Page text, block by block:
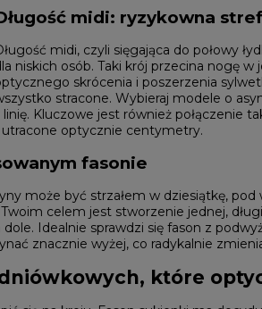
CZERWONE
CZARNE
BEŻOWE
BIAŁE
NIEBIESKIE
ZIELONE
BRĄZOWE
SZARE
ŻÓŁTE
KREMOWE
midi: ryzykowna
midi, czyli sięgająca do połowy
niskich osób. Taki krój przecina nogę
skrócenia i poszerzenia
stracone. Wybieraj modele o
Kluczowe jest również połączenie
optycznie centymetry.
fasonie
może być strzałem w dziesiątkę,
celem jest stworzenie jednej,
Idealnie sprawdzi się fason z
znacznie wyżej, co radykalnie
które